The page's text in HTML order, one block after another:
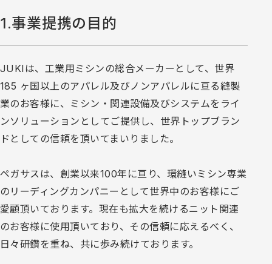
1.事業提携の目的
JUKIは、工業用ミシンの総合メーカーとして、世界
185 ヶ国以上のアパレル及びノンアパレルに亘る縫製
業のお客様に、ミシン・関連設備及びシステムをライ
ンソリューションとしてご提供し、世界トップブラン
ドとしての信頼を頂いてまいりました。
ペガサスは、創業以来100年に亘り、環縫いミシン専業
のリーディングカンパニーとして世界中のお客様にご
愛顧頂いております。現在も拡大を続けるニット関連
のお客様に使用頂いており、その信頼に応えるべく、
日々研鑽を重ね、共に歩み続けております。